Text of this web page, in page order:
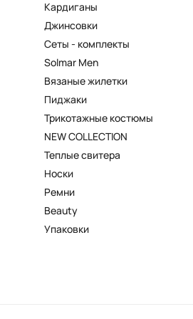
Кардиганы
Джинсовки
Сеты - комплекты
Solmar Men
Вязаные жилетки
Пиджаки
Трикотажные костюмы
NEW COLLECTION
Теплые свитера
Носки
Ремни
Beauty
Упаковки